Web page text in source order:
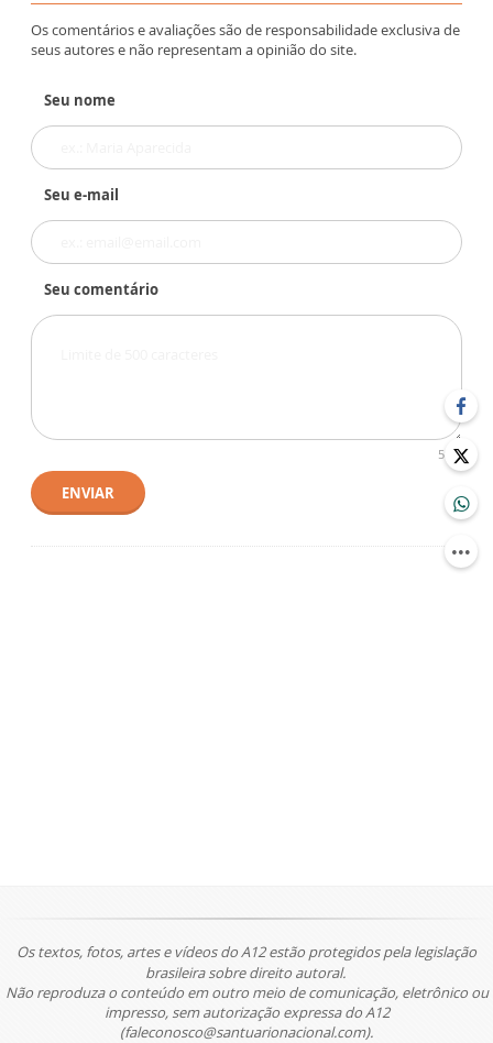
Os comentários e avaliações são de responsabilidade exclusiva de
seus autores e não representam a opinião do site.
Seu nome
Seu e-mail
Seu comentário
500
ENVIAR
Os textos, fotos, artes e vídeos do A12 estão protegidos pela legislação
brasileira sobre direito autoral.
Não reproduza o conteúdo em outro meio de comunicação, eletrônico ou
impresso, sem autorização expressa do A12
(faleconosco@santuarionacional.com).